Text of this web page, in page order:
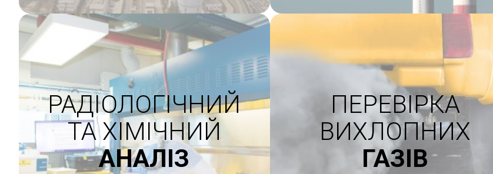
РАДІОЛОГІЧНИЙ
ТА ХІМІЧНИЙ
АНАЛІЗ
ПЕРЕВІРКА
ВИХЛОПНИХ
ГАЗІВ